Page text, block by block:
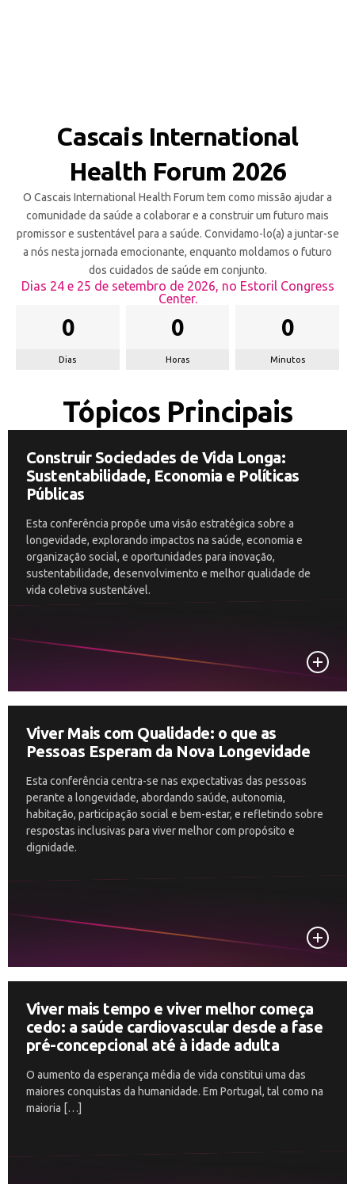
Cascais International
Health Forum 2026
O Cascais International Health Forum tem como missão ajudar a
comunidade da saúde a colaborar e a construir um futuro mais
promissor e sustentável para a saúde. Convidamo-lo(a) a juntar-se
a nós nesta jornada emocionante, enquanto moldamos o futuro
dos cuidados de saúde em conjunto.
Dias 24 e 25 de setembro de 2026, no Estoril Congress
Center.
0
Dias
0
Horas
0
Minutos
Tópicos Principais
Construir Sociedades de Vida Longa:
Sustentabilidade, Economia e Políticas
Públicas
Esta conferência propõe uma visão estratégica sobre a
longevidade, explorando impactos na saúde, economia e
organização social, e oportunidades para inovação,
sustentabilidade, desenvolvimento e melhor qualidade de
vida coletiva sustentável.
Viver Mais com Qualidade: o que as
Pessoas Esperam da Nova Longevidade
Esta conferência centra-se nas expectativas das pessoas
perante a longevidade, abordando saúde, autonomia,
habitação, participação social e bem-estar, e refletindo sobre
respostas inclusivas para viver melhor com propósito e
dignidade.
Viver mais tempo e viver melhor começa
cedo: a saúde cardiovascular desde a fase
pré-concepcional até à idade adulta
O aumento da esperança média de vida constitui uma das
maiores conquistas da humanidade. Em Portugal, tal como na
maioria […]